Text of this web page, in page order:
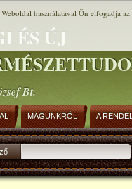
ÉS ÚJ
Bt.
MAGUNKRÓL A
használatával Ön elfogadja